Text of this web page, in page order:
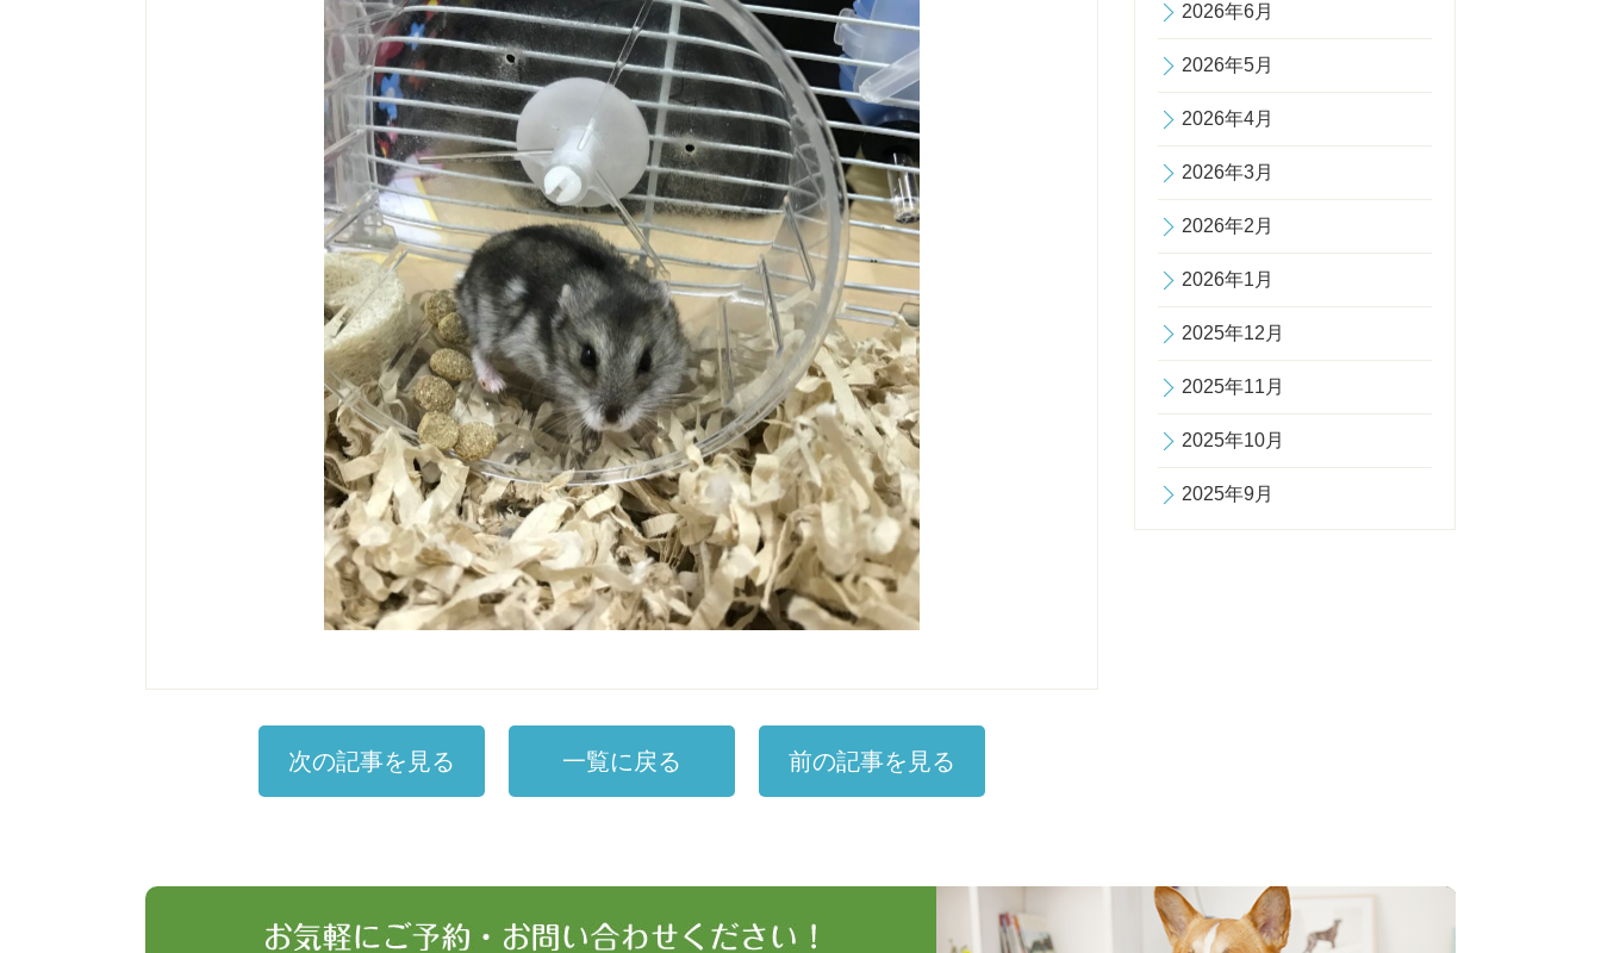
次の記事を見る 一覧に戻る 前の記事を見る
2026年6月
2026年5月
2026年4月
2026年3月
2026年2月
2026年1月
2025年12月
2025年11月
2025年10月
2025年9月